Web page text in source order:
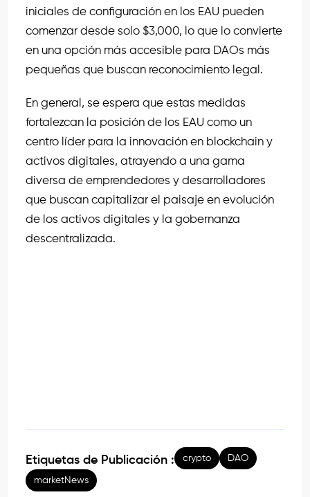
iniciales de configuración en los EAU pueden
comenzar desde solo $3,000, lo que lo convierte
en una opción más accesible para DAOs más
pequeñas que buscan reconocimiento legal.
En general, se espera que estas medidas
fortalezcan la posición de los EAU como un
centro líder para la innovación en blockchain y
activos digitales, atrayendo a una gama
diversa de emprendedores y desarrolladores
que buscan capitalizar el paisaje en evolución
de los activos digitales y la gobernanza
descentralizada.
Etiquetas de Publicación : crypto DAO
marketNews